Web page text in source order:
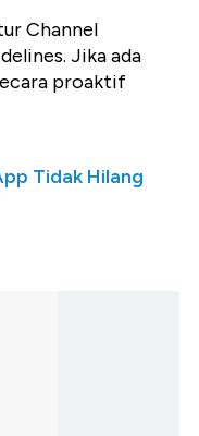
Channel
Jika ada
proaktif
Tidak Hilang